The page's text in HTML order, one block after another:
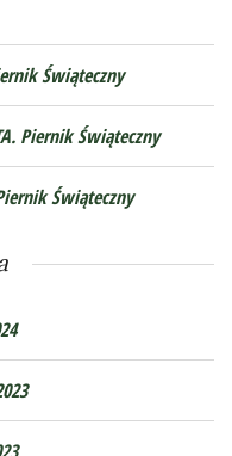
Świąteczny
Piernik Świąteczny
Świąteczny